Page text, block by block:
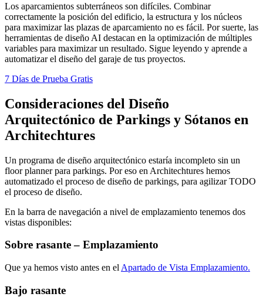
Los aparcamientos subterráneos son difíciles. Combinar
correctamente la posición del edificio, la estructura y los núcleos
para maximizar las plazas de aparcamiento no es fácil. Por suerte, las
herramientas de diseño AI destacan en la optimización de múltiples
variables para maximizar un resultado. Sigue leyendo y aprende a
automatizar el diseño del garaje de tus proyectos.
7 Días de Prueba Gratis
Consideraciones del Diseño
Arquitectónico de Parkings y Sótanos en
Architechtures
Un programa de diseño arquitectónico estaría incompleto sin un
floor planner para parkings. Por eso en Architechtures hemos
automatizado el proceso de diseño de parkings, para agilizar TODO
el proceso de diseño.
En la barra de navegación a nivel de emplazamiento tenemos dos
vistas disponibles:
Sobre rasante – Emplazamiento
Que ya hemos visto antes en el Apartado de Vista Emplazamiento.
Bajo rasante